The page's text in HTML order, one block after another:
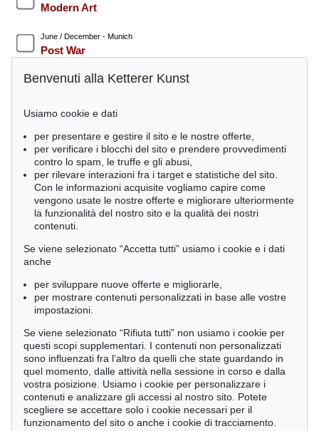
Modern Art
June / December - Munich
Post War
June / December - Munich
Rare Books
È interessato alla/e categoria/e?
Astrazione dopo il 45
Arte figurativa dal 1970 a oggi
Consenso relativo alla tutela dei dati.
Acconsento ad essere informato da Ketterer Kunst GmbH &
Co. KG tramite e-mail in merito ad artisti / ambiti artistici /
esclusivamente a tale scopo e non verranno messi a
disposizione di terzi soggetti. È mia facoltà revocare il
presente consenso in qualsiasi momento tramite e-mail a
offers@kettererkunst.com, tramite lettera a 'Ketterer Kunst
GmbH & Co. KG, Joseph-Wild-Str. 18, 81829 Monaco di
Baviera (Germania)‘, oppure utilizzando il link di
cancellazione contenuto nelle mail.
Protezione dei dati
Benvenuti alla Ketterer Kunst
Usiamo cookie e dati
per presentare e gestire il sito e le nostre offerte,
per verificare i blocchi del sito e prendere provvedimenti
contro lo spam, le truffe e gli abusi,
per rilevare interazioni fra i target e statistiche del sito.
Con le informazioni acquisite vogliamo capire come
vengono usate le nostre offerte e migliorare ulteriormente
la funzionalità del nostro sito e la qualità dei nostri
contenuti.
Se viene selezionato “Accetta tutti” usiamo i cookie e i dati
anche
per sviluppare nuove offerte e migliorarle,
per mostrare contenuti personalizzati in base alle vostre
impostazioni.
Se viene selezionato “Rifiuta tutti” non usiamo i cookie per
questi scopi supplementari. I contenuti non personalizzati
sono influenzati fra l’altro da quelli che state guardando in
quel momento, dalle attività nella sessione in corso e dalla
vostra posizione. Usiamo i cookie per personalizzare i
contenuti e analizzare gli accessi al nostro sito. Potete
scegliere se accettare solo i cookie necessari per il
funzionamento del sito o anche i cookie di tracciamento.